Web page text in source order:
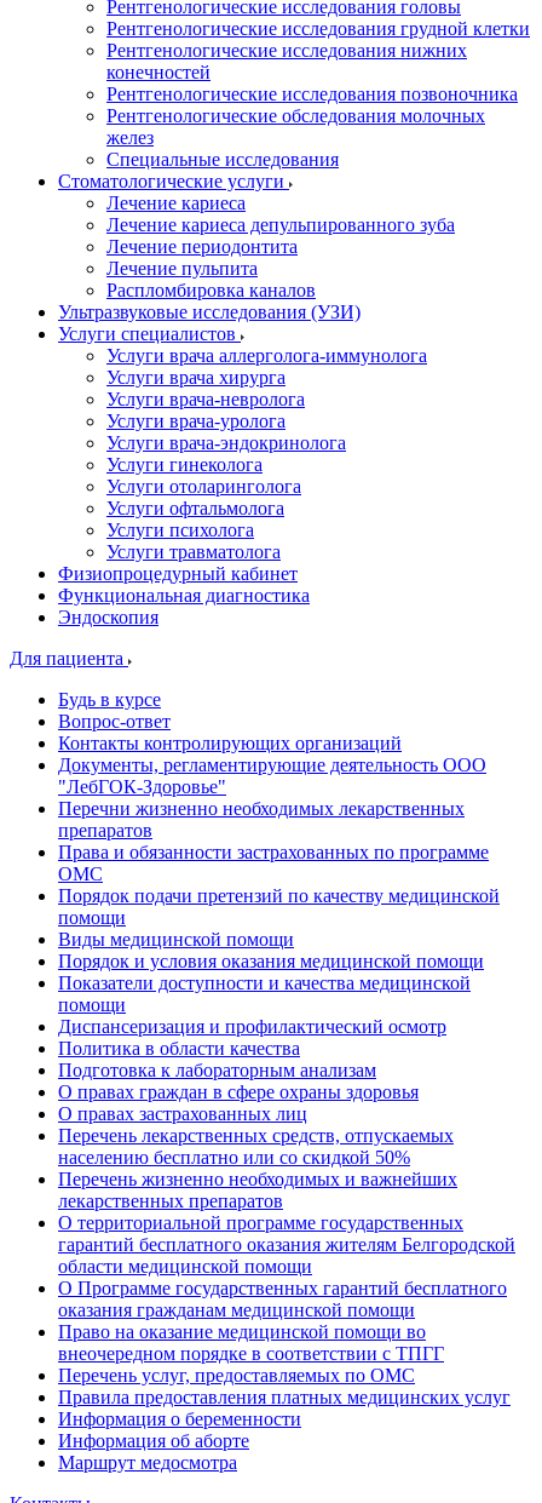
Рентгенологические исследования головы
Рентгенологические исследования грудной клетки
Рентгенологические исследования нижних
конечностей
Рентгенологические исследования позвоночника
Рентгенологические обследования молочных
желез
Специальные исследования
Стоматологические услуги
Лечение кариеса
Лечение кариеса депульпированного зуба
Лечение периодонтита
Лечение пульпита
Распломбировка каналов
Ультразвуковые исследования (УЗИ)
Услуги специалистов
Услуги врача аллерголога-иммунолога
Услуги врача хирурга
Услуги врача-невролога
Услуги врача-уролога
Услуги врача-эндокринолога
Услуги гинеколога
Услуги отоларинголога
Услуги офтальмолога
Услуги психолога
Услуги травматолога
Физиопроцедурный кабинет
Функциональная диагностика
Эндоскопия
Для пациента
Будь в курсе
Вопрос-ответ
Контакты контролирующих организаций
Документы, регламентирующие деятельность ООО
"ЛебГОК-Здоровье"
Перечни жизненно необходимых лекарственных
препаратов
Права и обязанности застрахованных по программе
ОМС
Порядок подачи претензий по качеству медицинской
помощи
Виды медицинской помощи
Порядок и условия оказания медицинской помощи
Показатели доступности и качества медицинской
помощи
Диспансеризация и профилактический осмотр
Политика в области качества
Подготовка к лабораторным анализам
О правах граждан в сфере охраны здоровья
О правах застрахованных лиц
Перечень лекарственных средств, отпускаемых
населению бесплатно или со скидкой 50%
Перечень жизненно необходимых и важнейших
лекарственных препаратов
О территориальной программе государственных
гарантий бесплатного оказания жителям Белгородской
области медицинской помощи
О Программе государственных гарантий бесплатного
оказания гражданам медицинской помощи
Право на оказание медицинской помощи во
внеочередном порядке в соответствии с ТПГГ
Перечень услуг, предоставляемых по ОМС
Правила предоставления платных медицинских услуг
Информация о беременности
Информация об аборте
Маршрут медосмотра